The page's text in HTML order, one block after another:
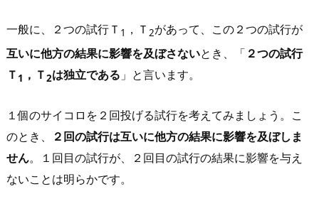
ご
と
が
起
こ
る
一般に、２つの試行Ｔ 1 ，Ｔ 2があって、この２つの試行が
互いに他方の結果に影響を及ぼさないとき、「 ２つの試行
Ｔ 1 ，Ｔ2は独立である 」と言います。
１個のサイコロを２回投げる試行を考えてみましょう。こ
のとき、
２回の試行は互いに他方の結果に影響を及ぼしま
せん。１回目の試行が、２回目の試行の結果に影響を与え
ないことは明らかです。